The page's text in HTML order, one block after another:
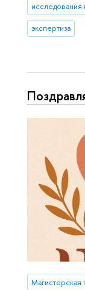
исследования
экспертиза
Магистерская